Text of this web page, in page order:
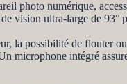
photo numérique,
ultra-large de 93°
la possibilité de flouter
microphone intégré